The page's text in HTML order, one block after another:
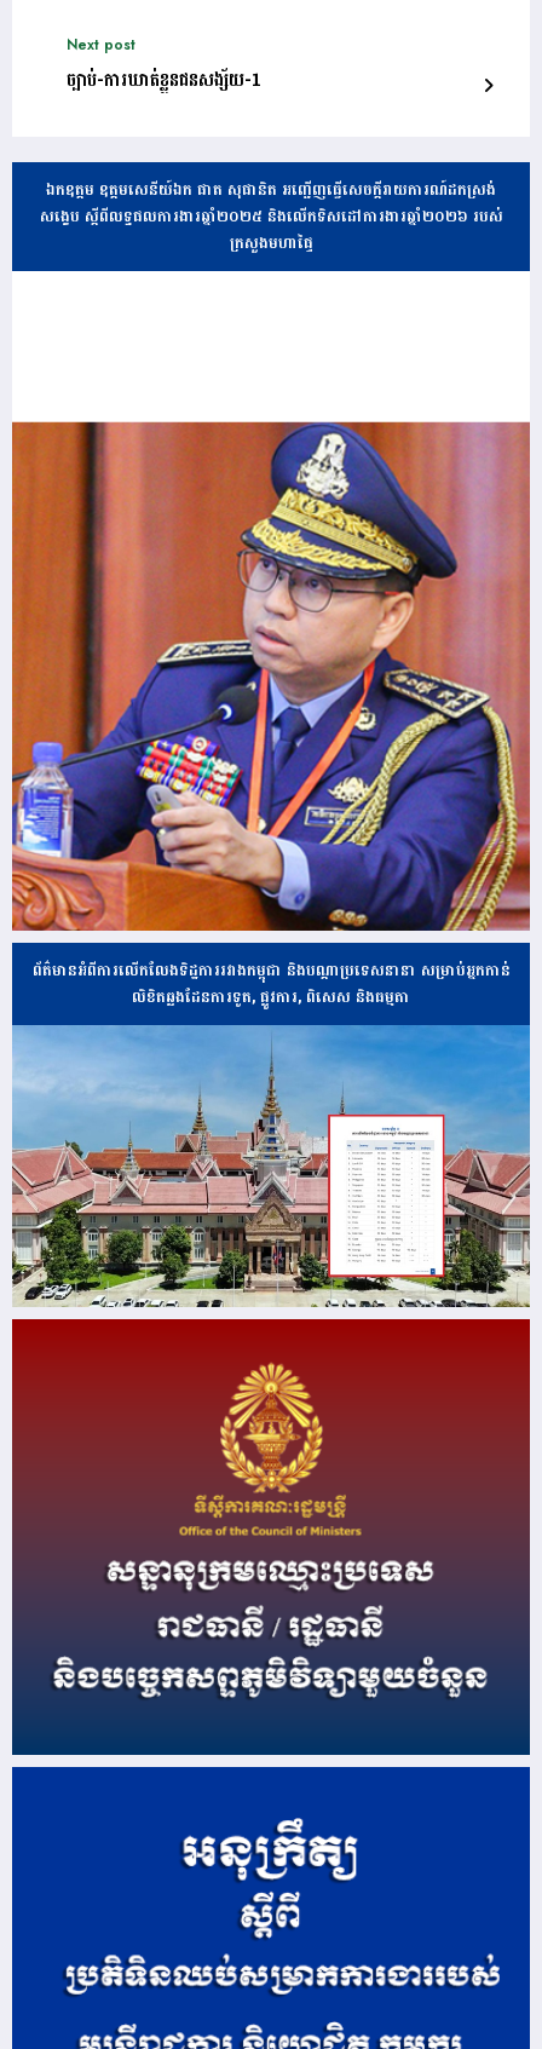
Next post
ច្បាប់-ការឃាត់ខ្លួនជនសង្ស័យ-1
ឯកឧត្តម ឧត្តមសេនីយ៍ឯក ផាត សុផានិត អញ្ជើញធ្វើសេចក្តីរាយការណ៍ដកស្រង់
សង្ខេប ស្តីពីលទ្ធផលការងារឆ្នាំ២០២៥ និងលើកទិសដៅការងារឆ្នាំ២០២៦ របស់
ក្រសួងមហាផ្ទៃ
ព័ត៌មានអំពីការលើកលែងទិដ្ឋការរវាងកម្ពុជា និងបណ្ដាប្រទេសនានា សម្រាប់អ្នកកាន់
លិខិតឆ្លងដែនការទូត, ផ្លូវការ, ពិសេស និងធម្មតា